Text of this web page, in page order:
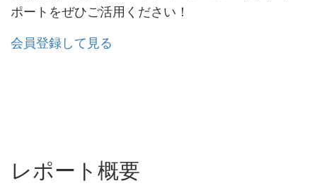
ポートをぜひご活用ください！
会員登録して見る
レポート概要